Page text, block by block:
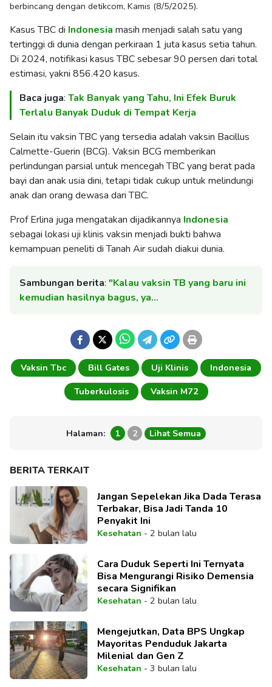
berbincang dengan detikcom, Kamis (8/5/2025).
Kasus TBC di Indonesia masih menjadi salah satu yang
tertinggi di dunia dengan perkiraan 1 juta kasus setia tahun.
Di 2024, notifikasi kasus TBC sebesar 90 persen dari total
estimasi, yakni 856.420 kasus.
Baca juga: Tak Banyak yang Tahu, Ini Efek Buruk
Terlalu Banyak Duduk di Tempat Kerja
Selain itu vaksin TBC yang tersedia adalah vaksin Bacillus
Calmette-Guerin (BCG). Vaksin BCG memberikan
perlindungan parsial untuk mencegah TBC yang berat pada
bayi dan anak usia dini, tetapi tidak cukup untuk melindungi
anak dan orang dewasa dari TBC.
Prof Erlina juga mengatakan dijadikannya Indonesia
sebagai lokasi uji klinis vaksin menjadi bukti bahwa
kemampuan peneliti di Tanah Air sudah diakui dunia.
Sambungan berita: "Kalau vaksin TB yang baru ini
kemudian hasilnya bagus, ya…
Vaksin Tbc Bill Gates Uji Klinis
Indonesia
Tuberkulosis
Vaksin M72
Halaman: 1 2 Lihat Semua
BERITA TERKAIT
Jangan Sepelekan Jika Dada Terasa
Terbakar, Bisa Jadi Tanda 10
Penyakit Ini
Kesehatan - 2 bulan lalu
Cara Duduk Seperti Ini Ternyata
Bisa Mengurangi Risiko Demensia
secara Signifikan
Kesehatan - 2 bulan lalu
Mengejutkan, Data BPS Ungkap
Mayoritas Penduduk Jakarta
Milenial dan Gen Z
Kesehatan - 3 bulan lalu